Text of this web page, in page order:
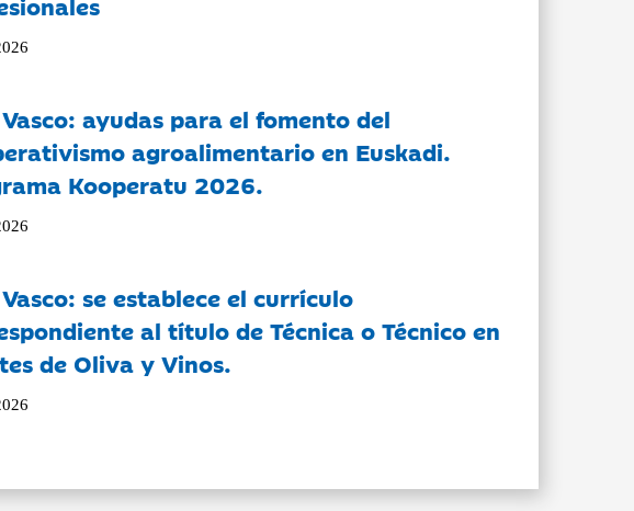
ayudas para el fomento del
agroalimentario en Euskadi.
Kooperatu 2026.
se establece el currículo
al título de Técnica o Técnico en
de Oliva y Vinos.